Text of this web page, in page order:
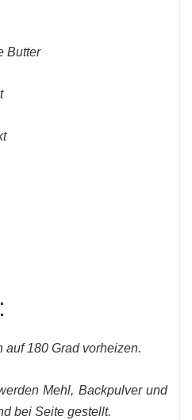
Butter
auf 180 Grad vorheizen.
Mehl, Backpulver und
bei Seite gestellt.